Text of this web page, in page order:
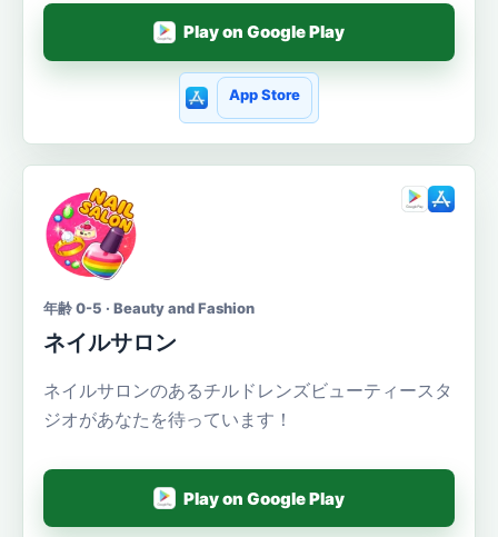
Play on Google Play
App Store
年齢 0-5 · Beauty and Fashion
ネイルサロン
ネイルサロンのあるチルドレンズビューティースタ
ジオがあなたを待っています！
Play on Google Play